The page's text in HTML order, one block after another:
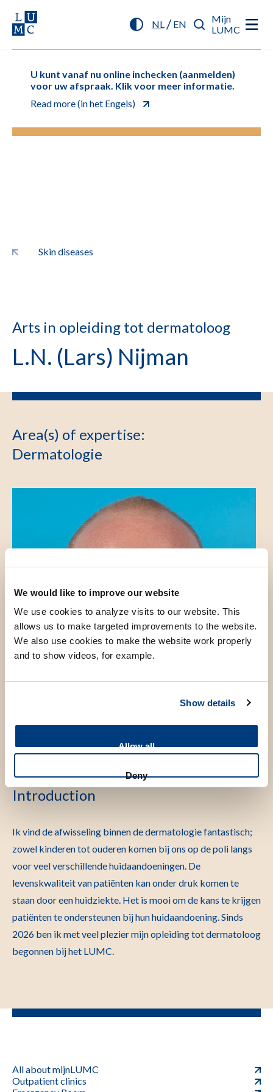
We would like to improve our website
We use cookies to analyze visits to our website. This
allows us to make targeted improvements to the website.
We also use cookies to make the website work properly
and to show videos, for example.
Show details
Allow all
Deny
NL/ EN
Mijn
LUMC
U kunt vanaf nu online inchecken (aanmelden)
voor uw afspraak. Klik voor meer informatie.
Read more (in het Engels)
Skin diseases
Arts in opleiding tot dermatoloog
L.N. (Lars) Nijman
Area(s) of expertise:
Dermatologie
Introduction
Ik vind de afwisseling binnen de dermatologie fantastisch;
zowel kinderen tot ouderen komen bij ons op de poli langs
voor veel verschillende huidaandoeningen. De
levenskwaliteit van patiënten kan onder druk komen te
staan door een huidziekte. Het is mooi om de kans te krijgen
patiënten te ondersteunen bij hun huidaandoening. Sinds
2026 ben ik met veel plezier mijn opleiding tot dermatoloog
begonnen bij het LUMC.
All about mijnLUMC
Outpatient clinics